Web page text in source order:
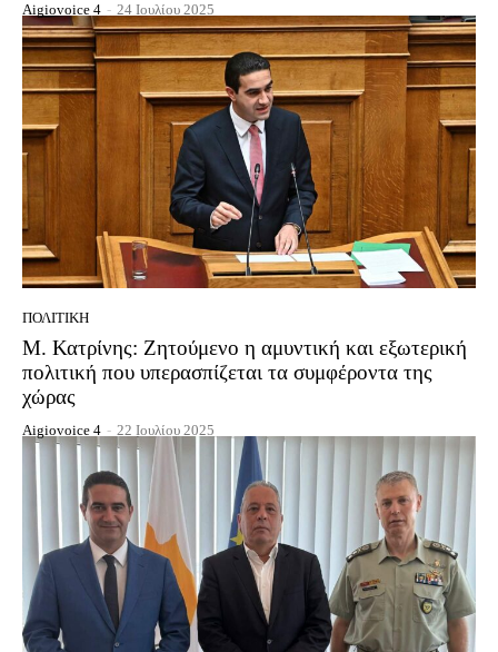
Aigiovoice 4 - 24 Ιουλίου 2025
ΠΟΛΙΤΙΚΉ
Μ. Κατρίνης: Ζητούμενο η αμυντική και εξωτερική
πολιτική που υπερασπίζεται τα συμφέροντα της
χώρας
Aigiovoice 4 - 22 Ιουλίου 2025